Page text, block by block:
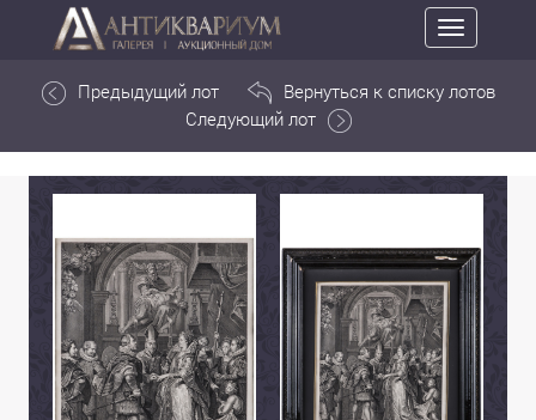
Toggle
navigation
Предыдущий лот
Вернуться к списку лотов
Следующий лот